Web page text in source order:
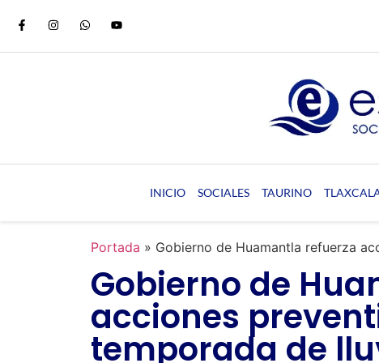
INICIO SOCIALES TAURINO
Portada » Gobierno de Huamantla refuerza
Gobierno de
acciones
temporada de